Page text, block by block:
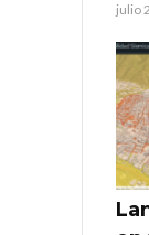
julio